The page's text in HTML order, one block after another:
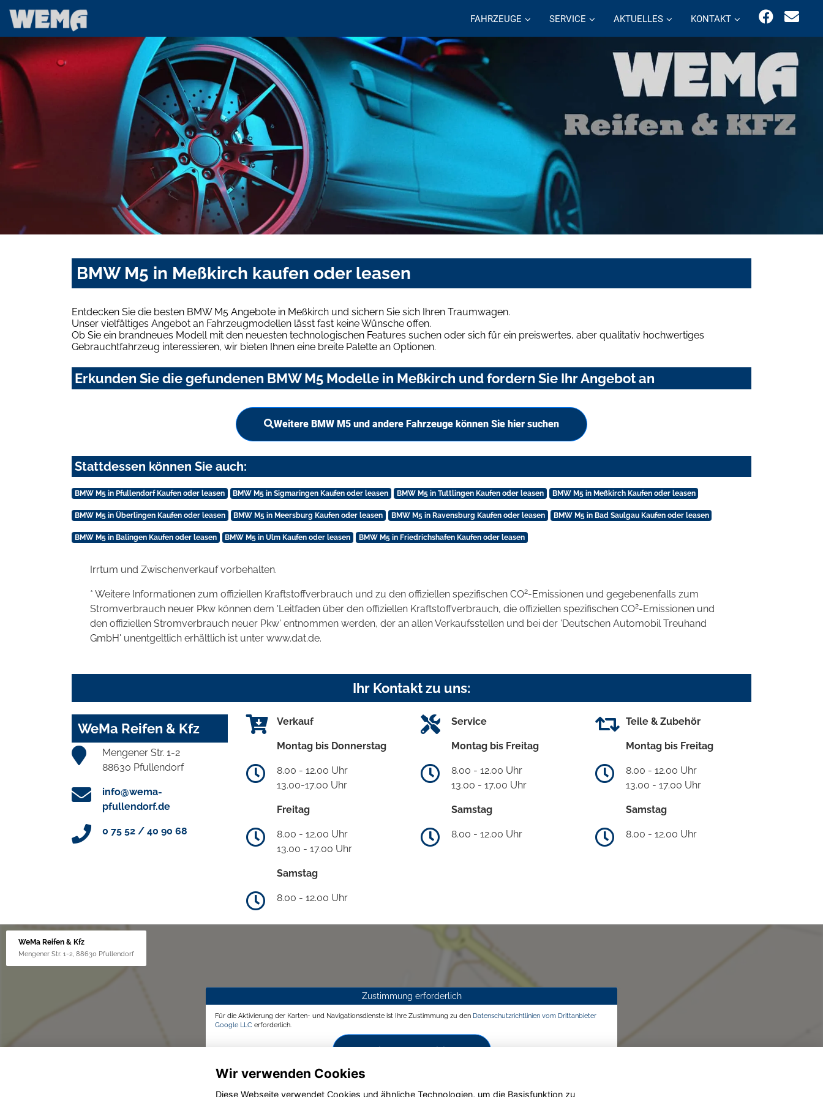
FAHRZEUGE SERVICE AKTUELLES KONTAKT
BMW M5 in Meßkirch kaufen oder leasen
Entdecken Sie die besten BMW M5 Angebote in Meßkirch und sichern Sie sich Ihren Traumwagen.
Unser vielfältiges Angebot an Fahrzeugmodellen lässt fast keine Wünsche offen.
Ob Sie ein brandneues Modell mit den neuesten technologischen Features suchen oder sich für ein preiswertes, aber qualitativ hochwertiges
Gebrauchtfahrzeug interessieren, wir bieten Ihnen eine breite Palette an Optionen.
Erkunden Sie die gefundenen BMW M5 Modelle in Meßkirch und fordern Sie Ihr Angebot an
Weitere BMW M5 und andere Fahrzeuge können Sie hier suchen
Stattdessen können Sie auch:
BMW M5 in Pfullendorf Kaufen oder leasen BMW M5 in Sigmaringen Kaufen oder leasen BMW M5 in Tuttlingen Kaufen oder leasen BMW M5 in Meßkirch Kaufen oder leasen
BMW M5 in Überlingen Kaufen oder leasen BMW M5 in Meersburg Kaufen oder leasen BMW M5 in Ravensburg Kaufen oder leasen BMW M5 in Bad Saulgau Kaufen oder leasen
BMW M5 in Balingen Kaufen oder leasen BMW M5 in Ulm Kaufen oder leasen BMW M5 in Friedrichshafen Kaufen oder leasen
Irrtum und Zwischenverkauf vorbehalten.
* Weitere Informationen zum offiziellen Kraftstoffverbrauch und zu den offiziellen spezifischen CO2-Emissionen und gegebenenfalls zum
Stromverbrauch neuer Pkw können dem 'Leitfaden über den offiziellen Kraftstoffverbrauch, die offiziellen spezifischen CO2-Emissionen und
den offiziellen Stromverbrauch neuer Pkw' entnommen werden, der an allen Verkaufsstellen und bei der 'Deutschen Automobil Treuhand
GmbH' unentgeltlich erhältlich ist unter www.dat.de.
Ihr Kontakt zu uns:
WeMa Reifen & Kfz
Mengener Str. 1-2
88630 Pfullendorf
info@wema-
pfullendorf.de
0 75 52 / 40 90 68
Verkauf
Montag bis Donnerstag
8.00 - 12.00 Uhr
13.00-17.00 Uhr
Freitag
8.00 - 12.00 Uhr
13.00 - 17.00 Uhr
Samstag
8.00 - 12.00 Uhr
Service
Montag bis Freitag
8.00 - 12.00 Uhr
13.00 - 17.00 Uhr
Samstag
8.00 - 12.00 Uhr
Teile & Zubehör
Montag bis Freitag
8.00 - 12.00 Uhr
13.00 - 17.00 Uhr
Samstag
8.00 - 12.00 Uhr
WeMa Reifen & Kfz
Mengener Str. 1-2, 88630 Pfullendorf
Zustimmung erforderlich
Für die Aktivierung der Karten- und Navigationsdienste ist Ihre Zustimmung zu den Datenschutzrichtlinien vom Drittanbieter
Google LLC erforderlich.
Zustimmen und aktivieren
Wir verwenden Cookies
Diese Webseite verwendet Cookies und ähnliche Technologien, um die Basisfunktion zu